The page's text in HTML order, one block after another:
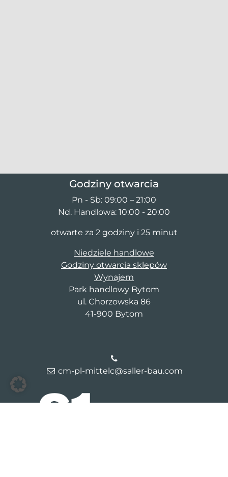
Godziny otwarcia
Pn - Sb: 09:00 – 21:00
Nd. Handlowa: 10:00 - 20:00
otwarte za 2 godziny i 25 minut
Niedziele handlowe
Godziny otwarcia sklepów
Wynajem
Park handlowy Bytom
ul. Chorzowska 86
41-900 Bytom
cm-pl-mittelc@saller-bau.com